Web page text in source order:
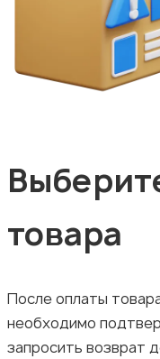
товара
После оплаты
необходимо
запросить возврат